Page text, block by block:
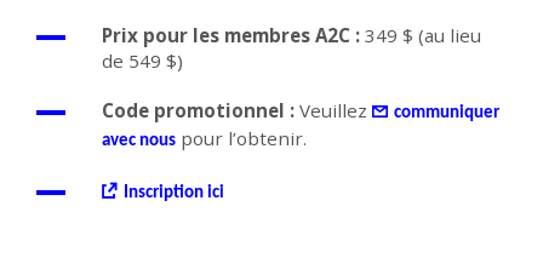
Prix pour les membres A2C : 349 $ (au lieu
de 549 $)
Code promotionnel : Veuillez
communiquer
avec nous pour l’obtenir.
Inscription ici